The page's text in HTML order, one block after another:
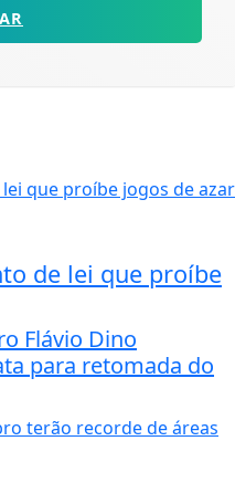
de lei que proíbe
Flávio Dino
para retomada do